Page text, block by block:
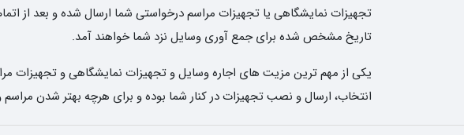
تجهیزات نمایشگاهی یا تجهیزات مراسم درخواستی شما ارسال شده و بعد از
تاریخ مشخص شده برای جمع آوری وسایل نزد شما خواهند آمد.
یکی از مهم ترین مزیت های اجاره وسایل و تجهیزات نمایشگاهی و تجهیزات
انتخاب، ارسال و نصب تجهیزات در کنار شما بوده و برای هرچه بهتر شدن